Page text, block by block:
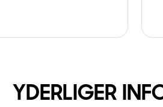
YDERLIGER